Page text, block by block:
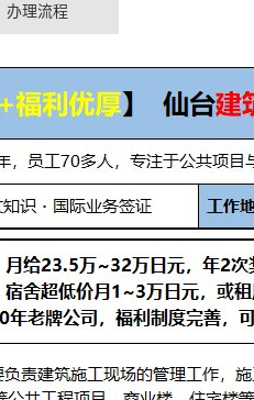
办理流程